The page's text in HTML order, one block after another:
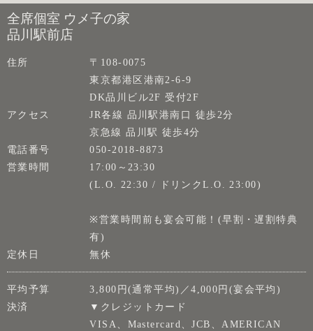
全席個室 ウメ子の家
品川駅前店
住所
〒108-0075
東京都港区港南2-6-9
DK品川ビル2F 受付2F
アクセス
JR各線 品川駅港南口 徒歩2分
京急線 品川駅 徒歩4分
電話番号
050-2018-8873
営業時間
17:00～23:30
(L.O. 22:30 / ドリンクL.O. 23:00)
※営業時間前も宴会可能！(早割・遅割特典
有)
定休日
無休
平均予算
3,800円(通常平均)／4,000円(宴会平均)
決済
▼クレジットカード
VISA、Mastercard、JCB、AMERICAN